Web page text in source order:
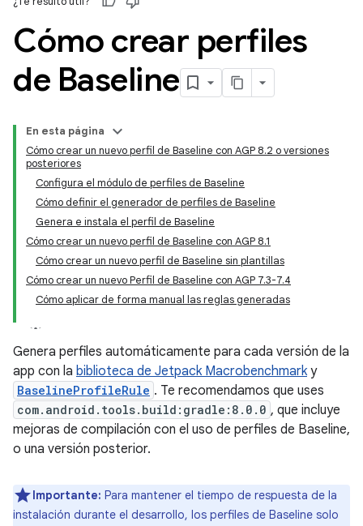
Cómo crear perfiles
de Baseline
En esta página
Cómo crear un nuevo perfil de Baseline con AGP 8.2 o versiones
posteriores
Configura el módulo de perfiles de Baseline
Cómo definir el generador de perfiles de Baseline
Genera e instala el perfil de Baseline
Cómo crear un nuevo perfil de Baseline con AGP 8.1
Cómo crear un nuevo perfil de Baseline sin plantillas
Cómo crear un nuevo Perfil de Baseline con AGP 7.3-7.4
Cómo aplicar de forma manual las reglas generadas
Genera perfiles automáticamente para cada versión de la
app con la biblioteca de Jetpack Macrobenchmarky
BaselineProfileRule . Te recomendamos que uses
com.android.tools.build:gradle:8.0.0 , que incluye
mejoras de compilación con el uso de perfiles de Baseline,
o una versión posterior.
Importante: Para mantener el tiempo de respuesta de la
instalación durante el desarrollo, los perfiles de Baseline solo